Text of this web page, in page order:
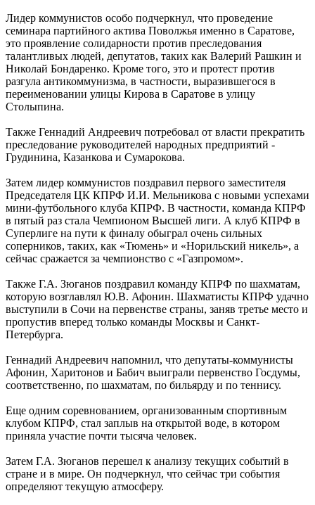
Лидер коммунистов особо подчеркнул, что проведение
семинара партийного актива Поволжья именно в Саратове,
это проявление солидарности против преследования
талантливых людей, депутатов, таких как Валерий Рашкин и
Николай Бондаренко. Кроме того, это и протест против
разгула антикоммунизма, в частности, выразившегося в
переименовании улицы Кирова в Саратове в улицу
Столыпина.
Также Геннадий Андреевич потребовал от власти прекратить
преследование руководителей народных предприятий -
Грудинина, Казанкова и Сумарокова.
Затем лидер коммунистов поздравил первого заместителя
Председателя ЦК КПРФ И.И. Мельникова с новыми успехами
мини-футбольного клуба КПРФ. В частности, команда КПРФ
в пятый раз стала Чемпионом Высшей лиги. А клуб КПРФ в
Суперлиге на пути к финалу обыграл очень сильных
соперников, таких, как «Тюмень» и «Норильский никель», а
сейчас сражается за чемпионство с «Газпромом».
Также Г.А. Зюганов поздравил команду КПРФ по шахматам,
которую возглавлял Ю.В. Афонин. Шахматисты КПРФ удачно
выступили в Сочи на первенстве страны, заняв третье место и
пропустив вперед только команды Москвы и Санкт-
Петербурга.
Геннадий Андреевич напомнил, что депутаты-коммунисты
Афонин, Харитонов и Бабич выиграли первенство Госдумы,
соответственно, по шахматам, по бильярду и по теннису.
Еще одним соревнованием, организованным спортивным
клубом КПРФ, стал заплыв на открытой воде, в котором
приняла участие почти тысяча человек.
Затем Г.А. Зюганов перешел к анализу текущих событий в
стране и в мире. Он подчеркнул, что сейчас три события
определяют текущую атмосферу.